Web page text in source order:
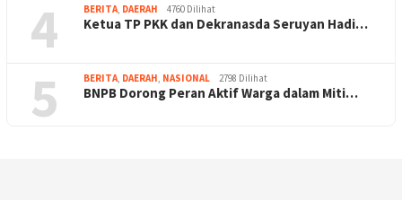
4 BERITA, DAERAH 4760 Dilihat
Ketua TP PKK dan Dekranasda Seruyan Hadi…
5 BERITA, DAERAH, NASIONAL 2798 Dilihat
BNPB Dorong Peran Aktif Warga dalam Miti…